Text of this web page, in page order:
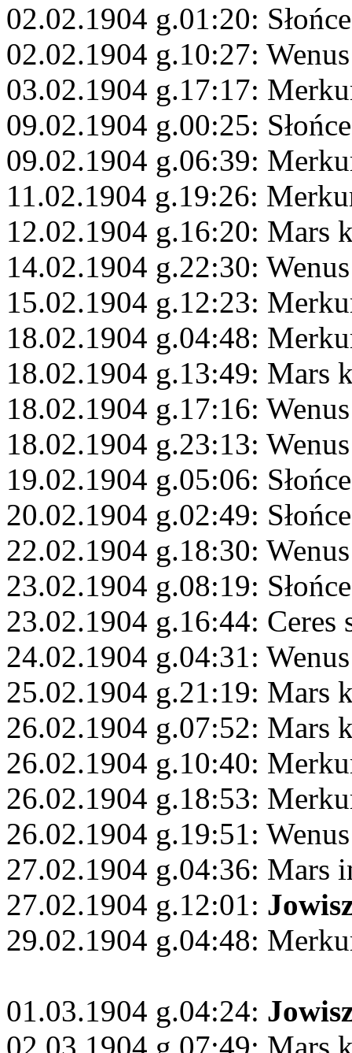
02.02.1904 g.01:20:
02.02.1904 g.10:27:
03.02.1904 g.17:17:
09.02.1904 g.00:25:
09.02.1904 g.06:39:
11.02.1904 g.19:26:
12.02.1904 g.16:20: Mars
14.02.1904 g.22:30:
15.02.1904 g.12:23:
18.02.1904 g.04:48:
18.02.1904 g.13:49: Mars
18.02.1904 g.17:16:
18.02.1904 g.23:13:
19.02.1904 g.05:06:
20.02.1904 g.02:49:
22.02.1904 g.18:30:
23.02.1904 g.08:19:
23.02.1904 g.16:44: Ceres
24.02.1904 g.04:31:
25.02.1904 g.21:19: Mars
26.02.1904 g.07:52: Mars
26.02.1904 g.10:40:
26.02.1904 g.18:53:
26.02.1904 g.19:51:
27.02.1904 g.04:36: Mars
27.02.1904 g.12:01:
29.02.1904 g.04:48:
01.03.1904 g.04:24:
02.03.1904 g.07:49: Mars